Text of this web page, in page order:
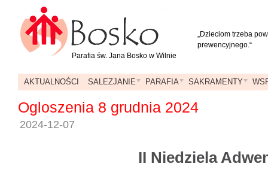
„Dzieciom trzeba
prewencyjnego.“
Parafia św. Jana Bosko w Wilnie
AKTUALNOŚCI SALEZJANIE PARAFIA SAKRAMENTY
Ogloszenia 8 grudnia 2024
2024-12-07
II Niedziela